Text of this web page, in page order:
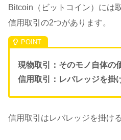
Bitcoin（ビットコイン）には
信用取引の2つがあります。
現物取引：そのモノ自体の
信用取引：レバレッジを掛
信用取引はレバレッジを掛け